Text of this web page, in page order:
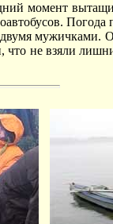
момент
Погода
мужичками.
что не взяли